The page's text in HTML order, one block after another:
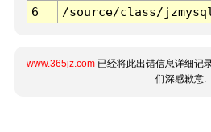
6
/source/class/
www.365jz.com 已经将此出错信息详细记
们深感歉意.